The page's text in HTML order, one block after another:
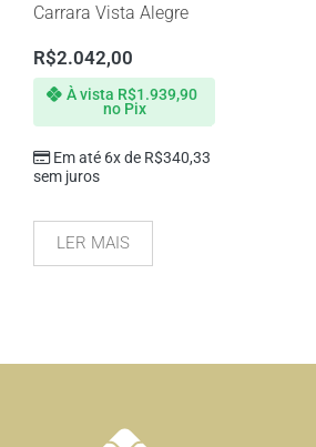
Carrara Vista Alegre
R$2.042,00
Em até 6x de R$340,33
sem juros
À vista R$1.939,90
no Pix
LER MAIS